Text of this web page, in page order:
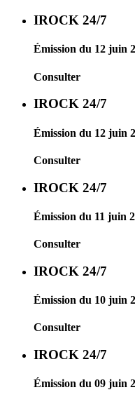
IROCK 24/7
Émission du 12 juin
Consulter
IROCK 24/7
Émission du 12 juin
Consulter
IROCK 24/7
Émission du 11 juin
Consulter
IROCK 24/7
Émission du 10 juin
Consulter
IROCK 24/7
Émission du 09 juin